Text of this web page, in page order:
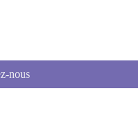
nous